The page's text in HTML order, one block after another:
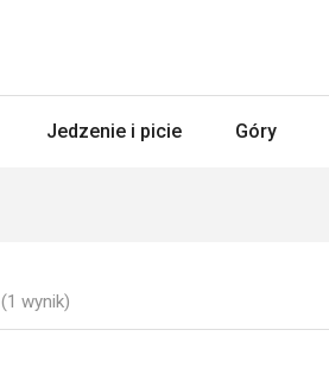
Jedzenie i picie Góry
(1 wynik)